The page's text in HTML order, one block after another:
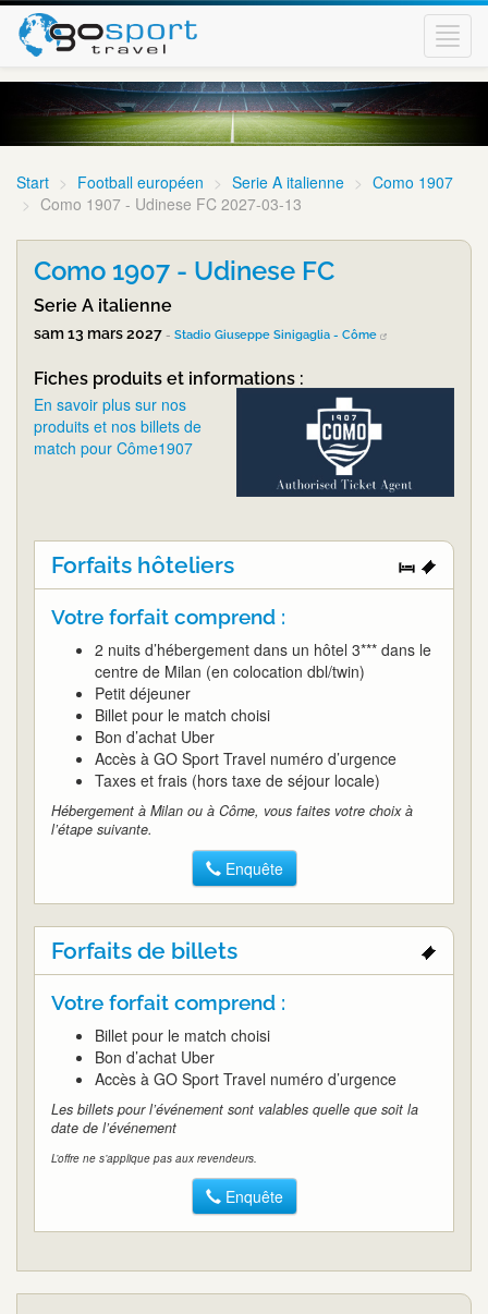
Start Football européen Serie A italienne
Como 1907
Como 1907 - Udinese FC 2027-03-13
Como 1907 - Udinese FC
Serie A italienne
sam 13 mars 2027 - Stadio Giuseppe Sinigaglia - Côme
Fiches produits et informations :
En savoir plus sur nos
produits et nos billets de
match pour Côme1907
Forfaits hôteliers
Votre forfait comprend :
2 nuits d’hébergement dans un hôtel 3*** dans le
centre de Milan (en colocation dbl/twin)
Petit déjeuner
Billet pour le match choisi
Bon d’achat Uber
Accès à GO Sport Travel numéro d’urgence
Taxes et frais (hors taxe de séjour locale)
Hébergement à Milan ou à Côme, vous faites votre choix à
l’étape suivante.
Enquête
Forfaits de billets
Votre forfait comprend :
Billet pour le match choisi
Bon d’achat Uber
Accès à GO Sport Travel numéro d’urgence
Les billets pour l’événement sont valables quelle que soit la
date de l’événement
L’offre ne s’applique pas aux revendeurs.
Enquête